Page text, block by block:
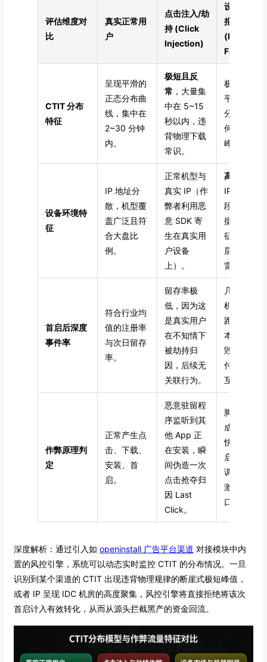
评估维度对
比
真实正常用
户
点击注入/劫
持 (Click
Injection)
设备农场/
拟器
(Device
Farm)
CTIT 分布
特征
呈现平滑的
正态分布曲
线，集中在
2~30 分钟
内。
极短且反
常 ，大量集
中在 5~15
秒以内，违
背物理下载
常识。
极长且极其
平坦的均匀
分布，无任
何时段波
峰。
设备环境特
征
IP 地址分
散，机型覆
盖广泛且符
合大盘比
例。
正常机型与
真实 IP（作
弊者利用恶
意 SDK 寄
生在真实用
户设备
上）。
高度聚集
IP 呈现同网
段的 IDC
据中心特
征，设备底
层微码高度
雷同。
首启后深度
事件率
符合行业均
值的注册率
与次日留存
率。
留存率极
低，因为这
是真实用户
在不知情下
被劫持归
因，后续无
关联行为。
几乎为 0。
机器人自动
跑完首启脚
本后即刻销
毁，无任何
付费或深层
互动。
作弊原理判
定
正常产生点
击、下载、
安装、首
启。
恶意驻留程
序监听到其
他 App 正
在安装，瞬
间伪造一次
点击抢夺归
因 Last
Click。
脚本批量生
成虚假点击
快照，随后
启动模拟器
调用伪造的
激活上报接
口。
深度解析：通过引入如 openinstall 广告平台渠道 对接模块中内
置的风控引擎，系统可以动态实时监控 CTIT 的分布情况。一旦
识别到某个渠道的 CTIT 出现违背物理规律的断崖式极短峰值，
或者 IP 呈现 IDC 机房的高度聚集，风控引擎将直接拒绝将该次
首启计入有效转化，从而从源头拦截黑产的资金回流。